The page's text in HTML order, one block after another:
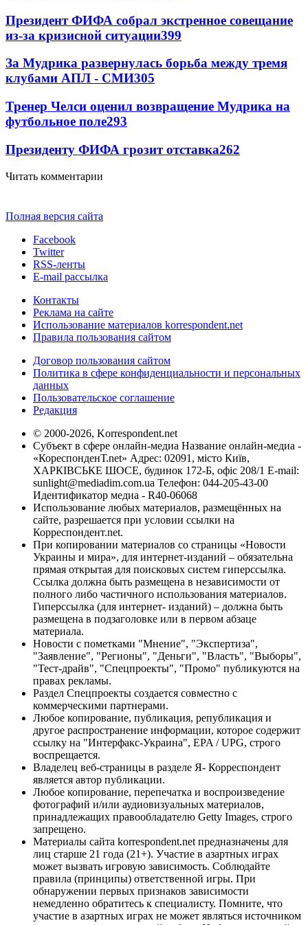
Президент ФИФА собрал экстренное совещание
из-за кризисной ситуации399
За Мудрика развернулась борьба между тремя
клубами АПЛ - СМИ305
Тренер Челси оценил возвращение Мудрика на
футбольное поле293
Президенту ФИФА грозит отставка262
Читать комментарии
Полная версия сайта
Facebook
Twitter
RSS-ленты
E-mail рассылка
Контакты
Реклама на сайте
Использование материалов korrespondent.net
Правила пользования сайтом
Договор пользования сайтом
Политика в сфере конфиденциальности и персональных
данных
Пользовательское соглашение
Редакция
© 2000-2026, Korrespondent.net
Субъект в сфере онлайн-медиа Название онлайн-медиа -
«КореспонденТ.net» Адрес: 02091, місто Київ,
ХАРКІВСЬКЕ ШОСЕ, будинок 172-Б, офіс 208/1 E-mail:
sunlight@mediadim.com.ua Телефон: 044-205-43-00
Идентификатор медиа - R40-06068
Использование любых материалов, размещённых на
сайте, разрешается при условии ссылки на
Корреспондент.net.
При копировании материалов со страницы «Новости
Украины и мира», для интернет-изданий – обязательна
прямая открытая для поисковых систем гиперссылка.
Ссылка должна быть размещена в независимости от
полного либо частичного использования материалов.
Гиперссылка (для интернет- изданий) – должна быть
размещена в подзаголовке или в первом абзаце
материала.
Новости с пометками "Мнение", "Экспертиза",
"Заявление", "Регионы", "Деньги", "Власть", "Выборы",
"Тест-драйв", "Спецпроекты", "Промо" публикуются на
правах рекламы.
Раздел Спецпроекты создается совместно с
коммерческими партнерами.
Любое копирование, публикация, републикация и
другое распространение информации, которое содержит
ссылку на "Интерфакс-Украина", EPA / UPG, строго
воспрещается.
Владелец веб-страницы в разделе Я- Корреспондент
является автор публикации.
Любое копирование, перепечатка и воспроизведение
фотографий и/или аудиовизуальных материалов,
принадлежащих правообладателю Getty Images, строго
запрещено.
Материалы сайта korrespondent.net предназначены для
лиц старше 21 года (21+). Участие в азартных играх
может вызвать игровую зависимость. Соблюдайте
правила (принципы) ответственной игры. При
обнаружении первых признаков зависимости
немедленно обратитесь к специалисту. Помните, что
участие в азартных играх не может являться источником